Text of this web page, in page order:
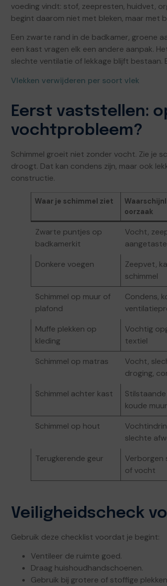
voeding vindt: stof, zeepresten, huidvet,
begint daarom niet met bleken, maar met
Een zwarte rand in de badkamer, groene
een kast vragen elk een andere aanpak.
slechte ventilatie of lekkage blijft bestaan.
Vlekken verwijderen per soort vlek
Eerst vaststellen:
vochtprobleem?
Schimmel groeit niet zonder vocht. Zie je
droogt. Dat kan condens zijn, maar ook
constructie.
Waar je schimmel ziet
oorzaak
Zwarte puntjes op
badkamerkit
Vocht,
Donkere voegen
Zeepvet,
schimmel
Schimmel op muur of
plafond
Condens,
Muffe plekken op
kleding
Vochtig
textiel
Schimmel op matras
Vocht,
droging,
Schimmel achter kast
koude muur
Schimmel op hout
slechte
Terugkerende geur
Verborgen
of vocht
Veiligheidscheck
Gebruik deze checklist voordat je begint:
Ventileer de ruimte goed.
Draag huishoudhandschoenen.
Gebruik bij grotere of stoffige